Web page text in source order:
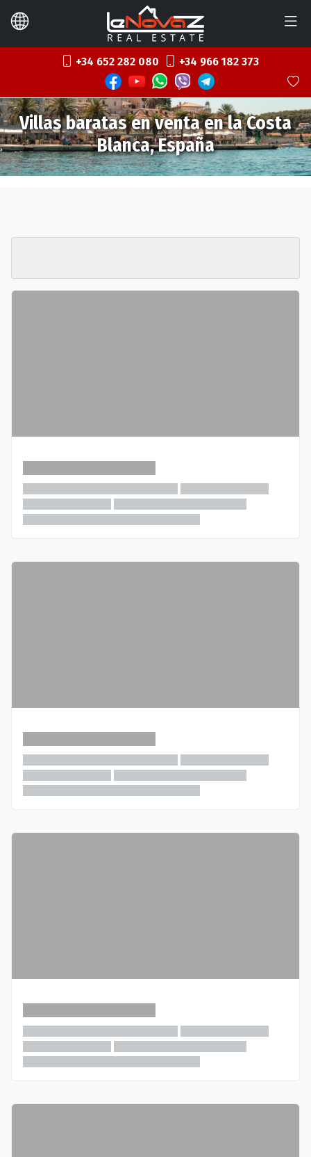
+34 652 282 080 +34 966 182 373
Villas baratas en venta en la Costa
Blanca, España